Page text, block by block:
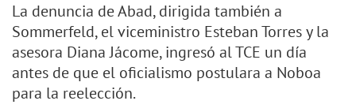
La denuncia de Abad, dirigida también a
Sommerfeld, el viceministro Esteban Torres y la
asesora Diana Jácome, ingresó al TCE un día
antes de que el oficialismo postulara a Noboa
para la reelección.